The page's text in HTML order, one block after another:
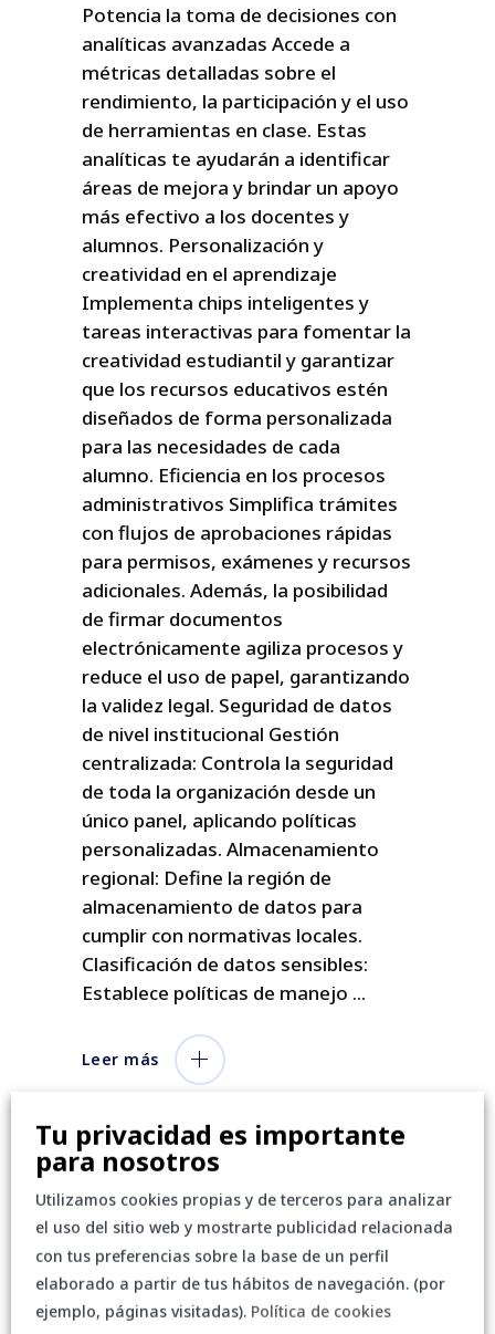
Potencia la toma de decisiones con
analíticas avanzadas Accede a
métricas detalladas sobre el
rendimiento, la participación y el uso
de herramientas en clase. Estas
analíticas te ayudarán a identificar
áreas de mejora y brindar un apoyo
más efectivo a los docentes y
alumnos. Personalización y
creatividad en el aprendizaje
Implementa chips inteligentes y
tareas interactivas para fomentar la
creatividad estudiantil y garantizar
que los recursos educativos estén
diseñados de forma personalizada
para las necesidades de cada
alumno. Eficiencia en los procesos
administrativos Simplifica trámites
con flujos de aprobaciones rápidas
para permisos, exámenes y recursos
adicionales. Además, la posibilidad
de firmar documentos
electrónicamente agiliza procesos y
reduce el uso de papel, garantizando
la validez legal. Seguridad de datos
de nivel institucional Gestión
centralizada: Controla la seguridad
de toda la organización desde un
único panel, aplicando políticas
personalizadas. Almacenamiento
regional: Define la región de
almacenamiento de datos para
cumplir con normativas locales.
Clasificación de datos sensibles:
Establece políticas de manejo
Leer más
Tu privacidad es importante
para nosotros
Utilizamos cookies propias y de terceros para analizar
el uso del sitio web y mostrarte publicidad relacionada
con tus preferencias sobre la base de un perfil
elaborado a partir de tus hábitos de navegación. (por
ejemplo, páginas visitadas). Política de cookies